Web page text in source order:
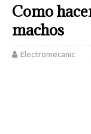
Como
machos
Electromecanic